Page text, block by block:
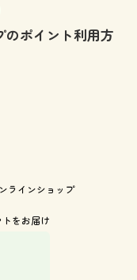
のポイント利用方
ラインショップ
をお届け